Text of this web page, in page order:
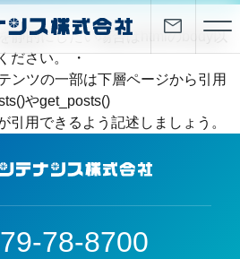
静的にしたい場合はhtmlのbody以
ださい。 ・
ンツの一部は下層ページから引用
やget_posts()
引用できるよう記述しましょう。
78-8700